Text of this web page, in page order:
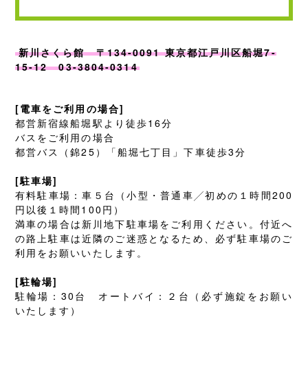
新川さくら館 〒134-0091 東京都江戸川区船堀7-
15-12 03-3804-0314
[電車をご利用の場合]
都営新宿線船堀駅より徒歩16分
バスをご利用の場合
都営バス（錦25）「船堀七丁目」下車徒歩3分
[駐車場]
有料駐車場：車５台（小型・普通車╱初めの１時間200
円以後１時間100円）
満車の場合は新川地下駐車場をご利用ください。付近へ
の路上駐車は近隣のご迷惑となるため、必ず駐車場のご
利用をお願いいたします。
[駐輪場]
駐輪場：30台 オートバイ：２台（必ず施錠をお願い
いたします）